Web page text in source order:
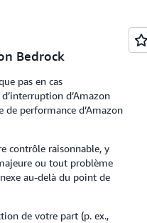
Bedrock
pas en cas
d’Amazon
performance d’Amazon
contrôle raisonnable, y
ou tout problème
au-delà du point de
de votre part (p. ex.,